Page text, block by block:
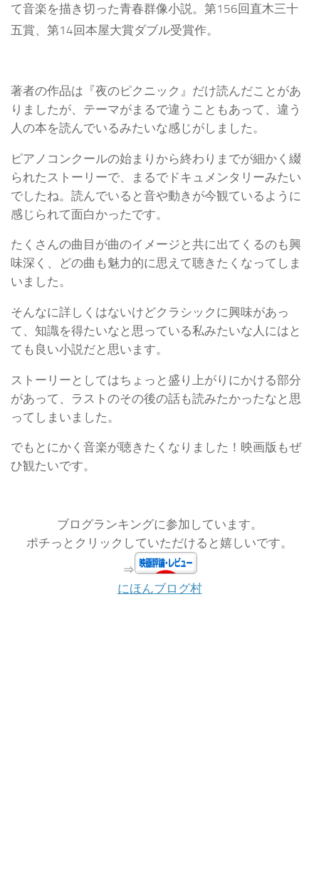
て音楽を描き切った青春群像小説。第156回直木三十
五賞、第14回本屋大賞ダブル受賞作。
著者の作品は『夜のピクニック』だけ読んだことがあ
りましたが、テーマがまるで違うこともあって、違う
人の本を読んでいるみたいな感じがしました。
ピアノコンクールの始まりから終わりまでが細かく綴
られたストーリーで、まるでドキュメンタリーみたい
でしたね。読んでいると音や動きが今観ているように
感じられて面白かったです。
たくさんの曲目が曲のイメージと共に出てくるのも興
味深く、どの曲も魅力的に思えて聴きたくなってしま
いました。
そんなに詳しくはないけどクラシックに興味があっ
て、知識を得たいなと思っている私みたいな人にはと
ても良い小説だと思います。
ストーリーとしてはちょっと盛り上がりにかける部分
があって、ラストのその後の話も読みたかったなと思
ってしまいました。
でもとにかく音楽が聴きたくなりました！映画版もぜ
ひ観たいです。
ブログランキングに参加しています。
ポチっとクリックしていただけると嬉しいです。
⇒
にほんブログ村